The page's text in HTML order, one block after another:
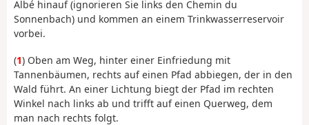
Albé hinauf (ignorieren Sie links den Chemin du
Sonnenbach) und kommen an einem Trinkwasserreservoir
vorbei.
(1) Oben am Weg, hinter einer Einfriedung mit
Tannenbäumen, rechts auf einen Pfad abbiegen, der in den
Wald führt. An einer Lichtung biegt der Pfad im rechten
Winkel nach links ab und trifft auf einen Querweg, dem
man nach rechts folgt.